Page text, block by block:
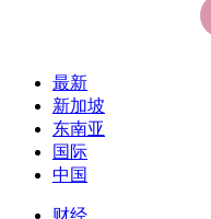
最新
新加坡
东南亚
国际
中国